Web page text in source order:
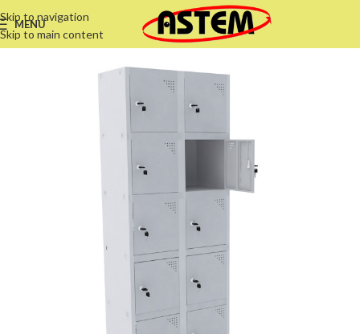
Skip to navigation
Skip to main content
MENU